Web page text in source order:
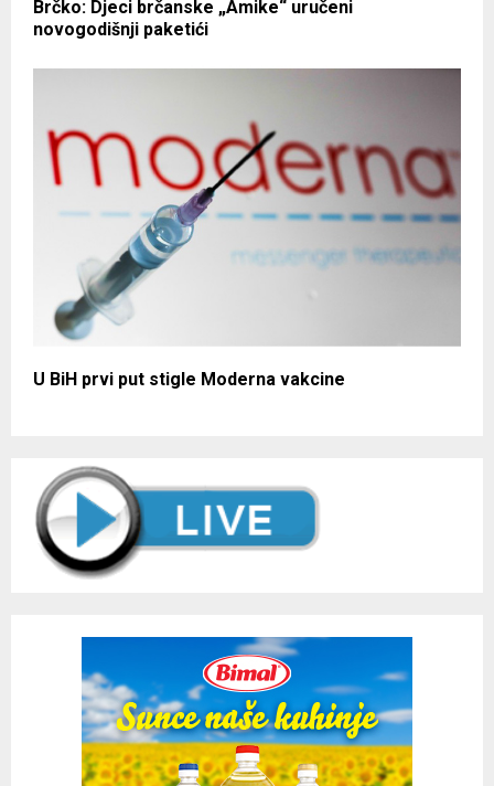
Brčko: Djeci brčanske „Amike“ uručeni
novogodišnji paketići
U BiH prvi put stigle Moderna vakcine